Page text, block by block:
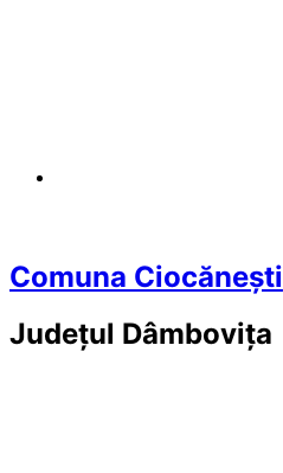
Comuna Ciocănești
Județul Dâmbovița